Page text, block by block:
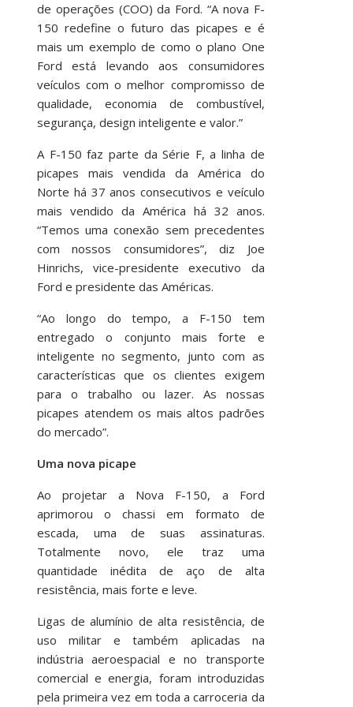
de operações (COO) da Ford. “A nova F-
150 redefine o futuro das picapes e é
mais um exemplo de como o plano One
Ford está levando aos consumidores
veículos com o melhor compromisso de
qualidade, economia de combustível,
segurança, design inteligente e valor.”
A F-150 faz parte da Série F, a linha de
picapes mais vendida da América do
Norte há 37 anos consecutivos e veículo
mais vendido da América há 32 anos.
“Temos uma conexão sem precedentes
com nossos consumidores”, diz Joe
Hinrichs, vice-presidente executivo da
Ford e presidente das Américas.
“Ao longo do tempo, a F-150 tem
entregado o conjunto mais forte e
inteligente no segmento, junto com as
características que os clientes exigem
para o trabalho ou lazer. As nossas
picapes atendem os mais altos padrões
do mercado”.
Uma nova picape
Ao projetar a Nova F-150, a Ford
aprimorou o chassi em formato de
escada, uma de suas assinaturas.
Totalmente novo, ele traz uma
quantidade inédita de aço de alta
resistência, mais forte e leve.
Ligas de alumínio de alta resistência, de
uso militar e também aplicadas na
indústria aeroespacial e no transporte
comercial e energia, foram introduzidas
pela primeira vez em toda a carroceria da